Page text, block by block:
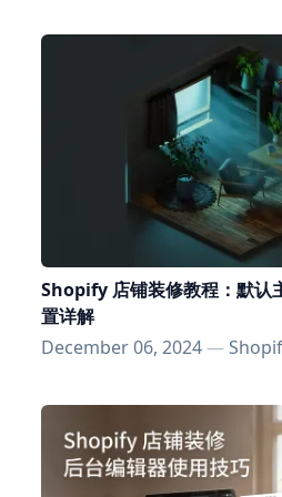
Shopify 店铺装修教程：默认
置详解
December 06, 2024—